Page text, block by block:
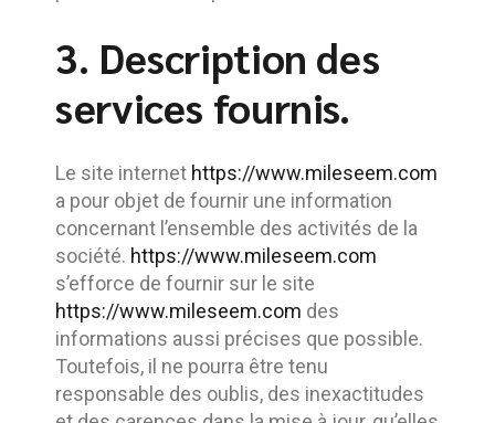
3. Description des
services fournis.
Le site internet https://www.mileseem.com
a pour objet de fournir une information
concernant l’ensemble des activités de la
société. https://www.mileseem.com
s’efforce de fournir sur le site
https://www.mileseem.com des
informations aussi précises que possible.
Toutefois, il ne pourra être tenu
responsable des oublis, des inexactitudes